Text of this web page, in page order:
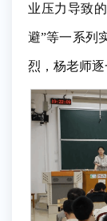
业压力导致
避”等一系列
烈，杨老师逐